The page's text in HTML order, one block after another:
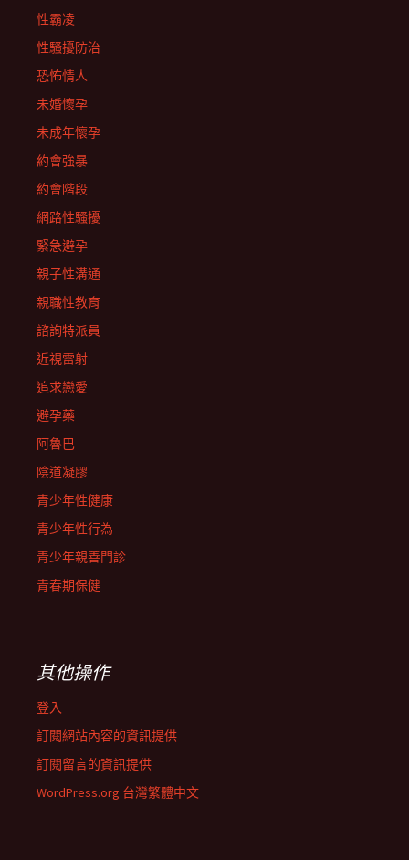
性霸凌
性騷擾防治
恐怖情人
未婚懷孕
未成年懷孕
約會強暴
約會階段
網路性騷擾
緊急避孕
親子性溝通
親職性教育
諮詢特派員
近視雷射
追求戀愛
避孕藥
阿魯巴
陰道凝膠
青少年性健康
青少年性行為
青少年親善門診
青春期保健
其他操作
登入
訂閱網站內容的資訊提供
訂閱留言的資訊提供
WordPress.org 台灣繁體中文